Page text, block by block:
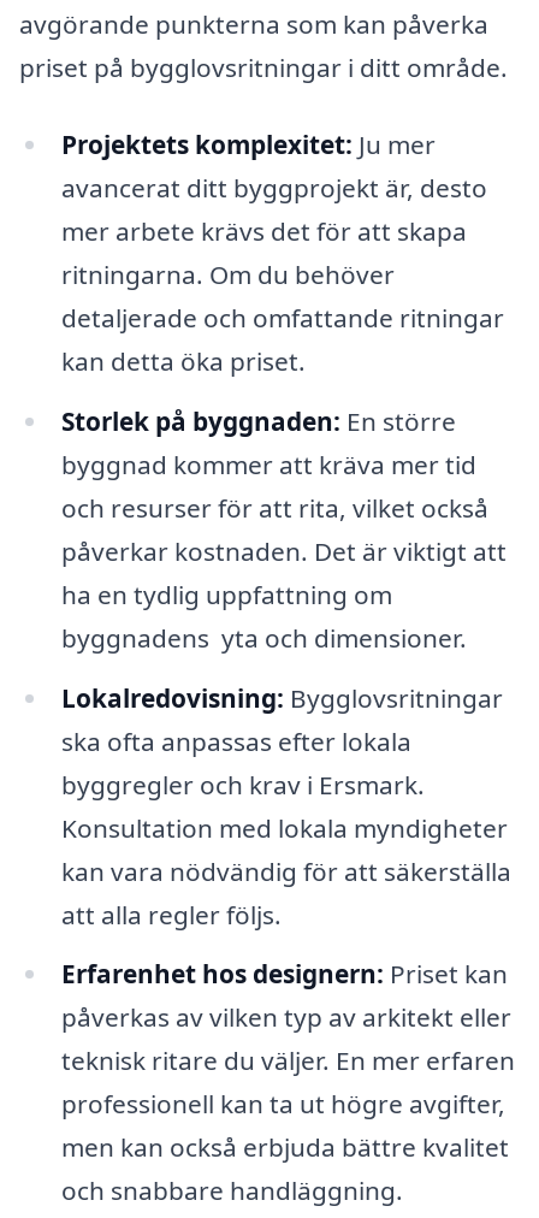
avgörande punkterna som kan påverka
priset på bygglovsritningar i ditt område.
Projektets komplexitet: Ju mer
avancerat ditt byggprojekt är, desto
mer arbete krävs det för att skapa
ritningarna. Om du behöver
detaljerade och omfattande ritningar
kan detta öka priset.
Storlek på byggnaden: En större
byggnad kommer att kräva mer tid
och resurser för att rita, vilket också
påverkar kostnaden. Det är viktigt att
ha en tydlig uppfattning om
byggnadens yta och dimensioner.
Lokalredovisning: Bygglovsritningar
ska ofta anpassas efter lokala
byggregler och krav i Ersmark.
Konsultation med lokala myndigheter
kan vara nödvändig för att säkerställa
att alla regler följs.
Erfarenhet hos designern: Priset kan
påverkas av vilken typ av arkitekt eller
teknisk ritare du väljer. En mer erfaren
professionell kan ta ut högre avgifter,
men kan också erbjuda bättre kvalitet
och snabbare handläggning.